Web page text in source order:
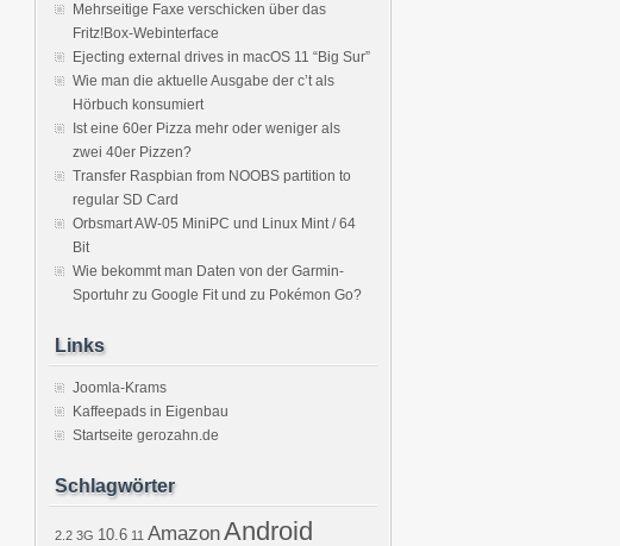
Mehrseitige Faxe verschicken über das
Fritz!Box-Webinterface
Ejecting external drives in macOS 11 “Big Sur”
Wie man die aktuelle Ausgabe der c’t als
Hörbuch konsumiert
Ist eine 60er Pizza mehr oder weniger als
zwei 40er Pizzen?
Transfer Raspbian from NOOBS partition to
regular SD Card
Orbsmart AW-05 MiniPC und Linux Mint / 64
Bit
Wie bekommt man Daten von der Garmin-
Sportuhr zu Google Fit und zu Pokémon Go?
Links
Joomla-Krams
Kaffeepads in Eigenbau
Startseite gerozahn.de
Schlagwörter
2.2 3G 10.6 11 AmazonAndroid